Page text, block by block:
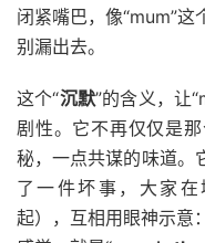
闭紧嘴巴，像“mum”
别漏出去。
这个“沉默”的含义，让
剧性。它不再仅仅是
秘，一点共谋的味道。
了一件坏事，大家
起），互相用眼神示意